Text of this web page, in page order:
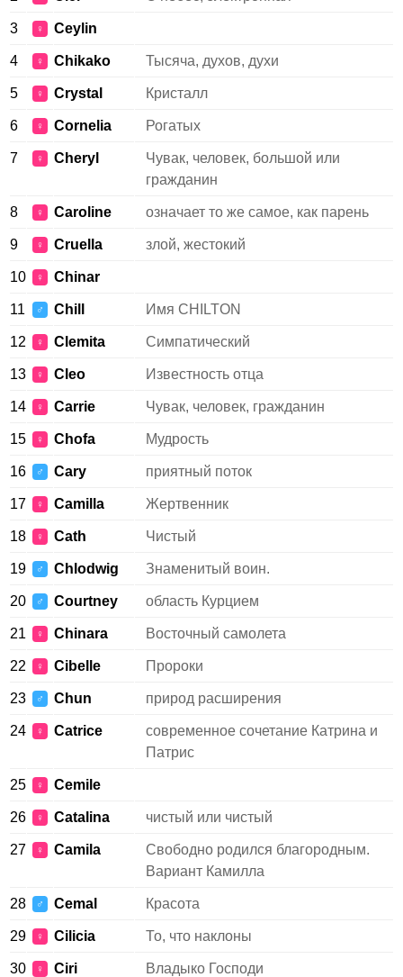
3 ♀ Ceylin
4 ♀ Chikako Тысяча, духов, духи
5 ♀ Crystal Кристалл
6 ♀ Cornelia Рогатых
7 ♀ Cheryl
Чувак, человек, большой или
гражданин
8 ♀ Caroline означает то же самое, как парень
9 ♀ Cruella злой, жестокий
10 ♀ Chinar
11 ♂ Chill Имя CHILTON
12 ♀ Clemita Симпатический
13 ♀ Cleo Известность отца
14 ♀ Carrie Чувак, человек, гражданин
15 ♀ Chofa Мудрость
16 ♂ Cary приятный поток
17 ♀ Camilla Жертвенник
18 ♀ Cath Чистый
19 ♂ Chlodwig Знаменитый воин.
20 ♂ Courtney область Курцием
21 ♀ Chinara Восточный самолета
22 ♀ Cibelle Пророки
23 ♂ Chun природ расширения
24 ♀ Catrice
современное сочетание Катрина и
Патрис
25 ♀ Cemile
26 ♀ Catalina чистый или чистый
27 ♀ Camila
Свободно родился благородным.
Вариант Камилла
28 ♂ Cemal Красота
29 ♀ Cilicia То, что наклоны
30 ♀ Ciri Владыко Господи